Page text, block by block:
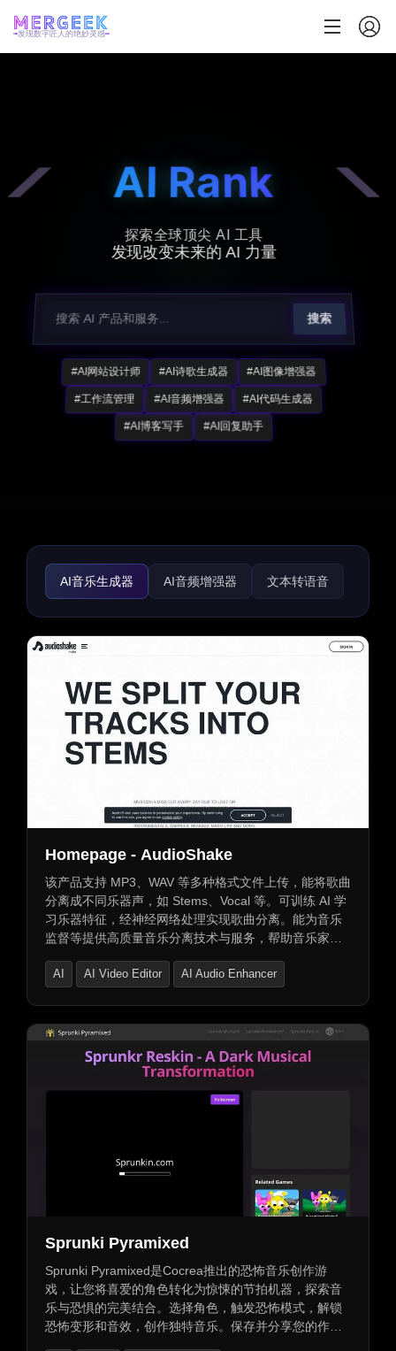
发现数字匠人的绝妙灵感
AI Rank
探索全球顶尖 AI 工具
发现改变未来的 AI 力量
搜索
#AI网站设计师 #AI诗歌生成器 #AI图像增强器
#工作流管理 #AI音频增强器 #AI代码生成器
#AI博客写手 #AI回复助手
AI音频增强器
AI音乐生成器 文本转语音
语音转文本 语音与音频编辑
AI语音变声器
AI语音克隆 AI名人语音生成器
AI说唱生成器 AI语音识别 AI语音合成
AI语音助手 AI噪音消除
Homepage - AudioShake
该产品支持 MP3、WAV 等多种格式文件上传，能将歌曲
分离成不同乐器声，如 Stems、Vocal 等。可训练 AI 学
习乐器特征，经神经网络处理实现歌曲分离。能为音乐
监督等提供高质量音乐分离技术与服务，帮助音乐家获
成声轨分离，还给予音乐编辑处理预告片音乐更多灵活
AI AI Video Editor AI Audio Enhancer
Sprunki Pyramixed
Sprunki Pyramixed是Cocrea推出的恐怖音乐创作游
戏，让您将喜爱的角色转化为惊悚的节拍机器，探索音
乐与恐惧的完美结合。选择角色，触发恐怖模式，解锁
恐怖变形和音效，创作独特音乐。保存并分享您的作